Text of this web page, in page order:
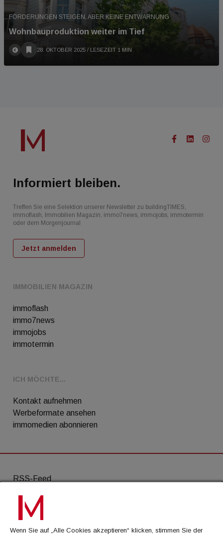
FÖRDERUNGEN STEIGEN, ABER KEINE ENTWARNUNG
Wohnbauproduktion weiter im Tief
28. OKTOBER 2025 / LESEZEIT 1 MIN
IMMOBILIEN MAGAZIN
immoflash
immo7news
immojobs
immotermin
ICH MÖCHTE...
Kontakt aufnehmen
Werbeformate ansehen
immomedien abonnieren
Informiert bleiben.
Treffen Sie eine Selektion unserer Newsletter zu buildingTIMES,
immoflash, Immobilien Magazin, immo7news, immojobs, immotermin
oder dem Morgenjournal
Jetzt anmelden
RSS-Feed
AGB
Datenschutz
Kontakt
Wenn Sie auf „Alle Cookies akzeptieren“ klicken, stimmen Sie der